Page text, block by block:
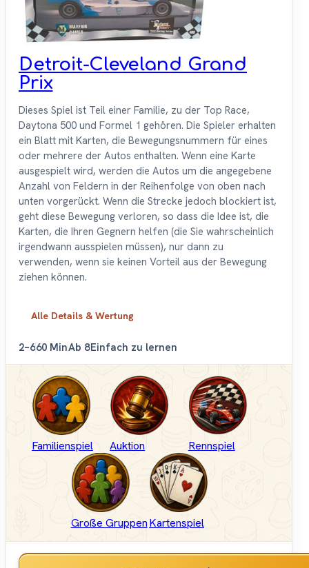
Detroit-Cleveland Grand
Prix
Dieses Spiel ist Teil einer Familie, zu der Top Race,
Daytona 500 und Formel 1 gehören. Die Spieler erhalten
ein Blatt mit Karten, die Bewegungsnummern für eines
oder mehrere der Autos enthalten. Wenn eine Karte
ausgespielt wird, werden die Autos um die angegebene
Anzahl von Feldern in der Reihenfolge von oben nach
unten vorgerückt. Wenn die Strecke jedoch blockiert ist,
geht diese Bewegung verloren, so dass die Idee ist, die
Karten, die Ihren Gegnern helfen (die Sie wahrscheinlich
irgendwann ausspielen müssen), nur dann zu
verwenden, wenn sie keinen Vorteil aus der Bewegung
ziehen können.
Alle Details & Wertung
2–660 MinAb 8Einfach zu lernen
Familienspiel Auktion Rennspiel
Große GruppenKartenspiel